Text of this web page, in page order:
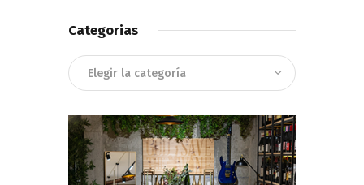
Categorias
Categorias